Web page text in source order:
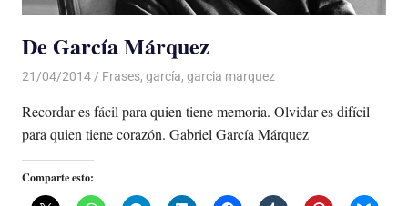
De García Márquez
21/04/2014 De todo un Poco
Frases, garcía, garcia marquez
Recordar es fácil para quien tiene memoria. Olvidar es difícil
para quien tiene corazón. Gabriel García Márquez
Comparte esto: